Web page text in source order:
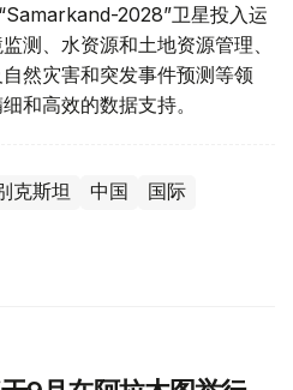
2028”卫星投入运
测、水资源和土地资源管理、
然灾害和突发事件预测等领
和高效的数据支持。
克斯坦 中国 国际